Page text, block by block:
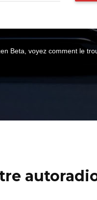
Beta, voyez comment le